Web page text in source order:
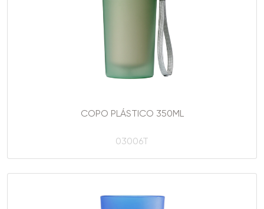
COPO PLÁSTICO 350ML
03006T